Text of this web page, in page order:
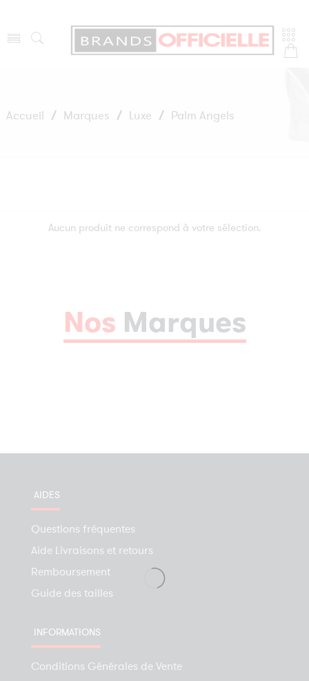
Accueil / Marques / Luxe / Palm Angels
Aucun produit ne correspond à votre sélection.
Nos Marques
AIDES
Questions fréquentes
Aide Livraisons et retours
Remboursement
Guide des tailles
INFORMATIONS
Conditions Générales de Vente